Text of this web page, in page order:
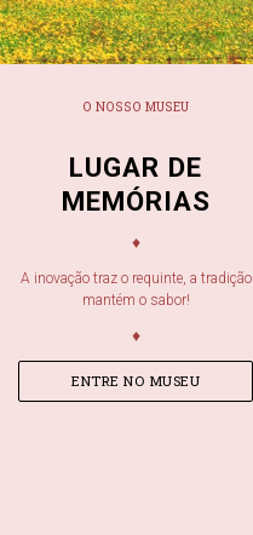
O NOSSO MUSEU
LUGAR DE
MEMÓRIAS
♦
A inovação traz o requinte, a tradição
mantém o sabor!
♦
ENTRE NO MUSEU